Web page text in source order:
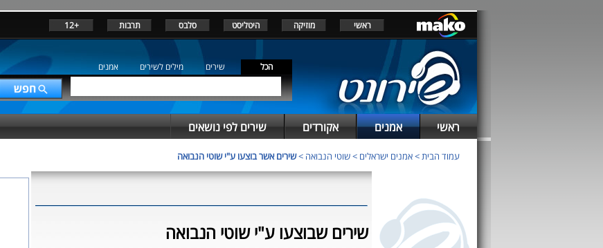
ראשי מוזיקה היטליסט סלבס תרבות +12
הכל שירים מילים לשירים אמנים
ראשי אמנים אקורדים שירים לפי נושאים
עמוד הבית>אמנים ישראלים >שוטי הנבואה >שירים אשר בוצעו ע"י שוטי הנבואה
שירים שבוצעו ע"י שוטי הנבואה